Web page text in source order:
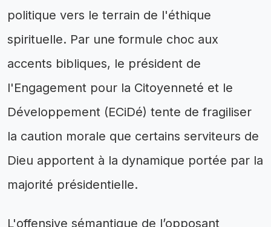
politique vers le terrain de l'éthique
spirituelle. Par une formule choc aux
accents bibliques, le président de
l'Engagement pour la Citoyenneté et le
Développement (ECiDé) tente de fragiliser
la caution morale que certains serviteurs de
Dieu apportent à la dynamique portée par la
majorité présidentielle.
L'offensive sémantique de l’opposant